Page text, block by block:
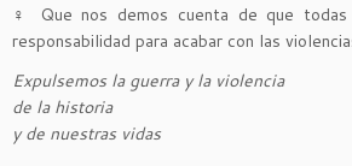
♀ Que nos demos cuenta de que
responsabilidad para acabar con las
Expulsemos la guerra y la violencia
de la historia
y de nuestras vidas